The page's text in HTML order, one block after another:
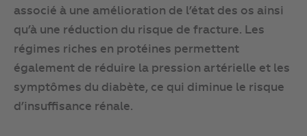
associé à une amélioration de l’état des os ainsi
qu’à une réduction du risque de fracture. Les
régimes riches en protéines permettent
également de réduire la pression artérielle et les
symptômes du diabète, ce qui diminue le risque
d’insuffisance rénale.